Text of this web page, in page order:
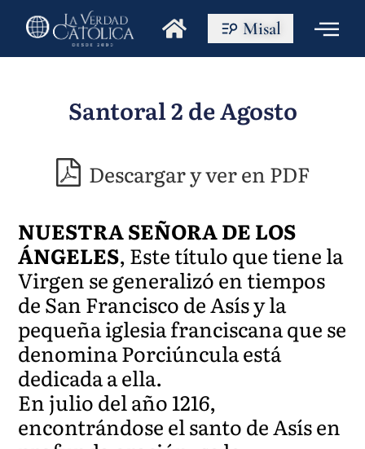
Misal
Santoral 2 de Agosto
Descargar y ver en PDF
NUESTRA SEÑORA DE LOS
ÁNGELES, Este título que tiene la
Virgen se generalizó en tiempos
de San Francisco de Asís y la
pequeña iglesia franciscana que se
denomina Porciúncula está
dedicada a ella.
En julio del año 1216,
encontrándose el santo de Asís en